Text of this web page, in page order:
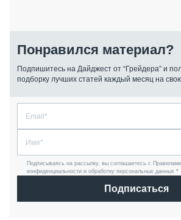
Понравился материал?
Подпишитесь на Дайджест от “Грейдера” и
подборку лучших статей каждый месяц на
Подписываясь на рассылку, вы соглашаетесь с
конфиденциальности и обработку персональных данных *
Подписаться